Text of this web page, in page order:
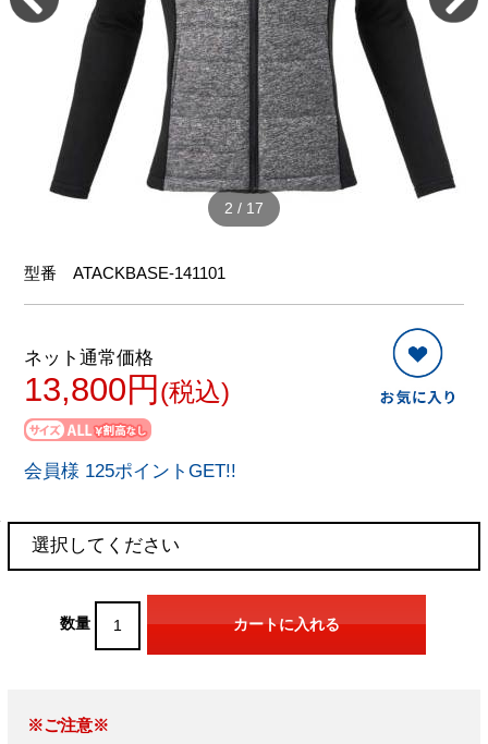
2 / 17
型番ATACKBASE-141101
ネット通常価格
13,800円 (税込)
会員様 125ポイントGET!!
数量
※ご注意※